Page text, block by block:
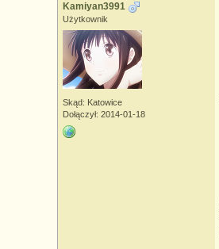
Kamiyan3991
Użytkownik
Skąd: Katowice
Dołączył: 2014-01-18